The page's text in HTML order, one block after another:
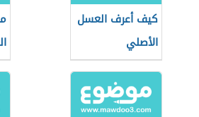
كيف أعرف العسل
الأصلي